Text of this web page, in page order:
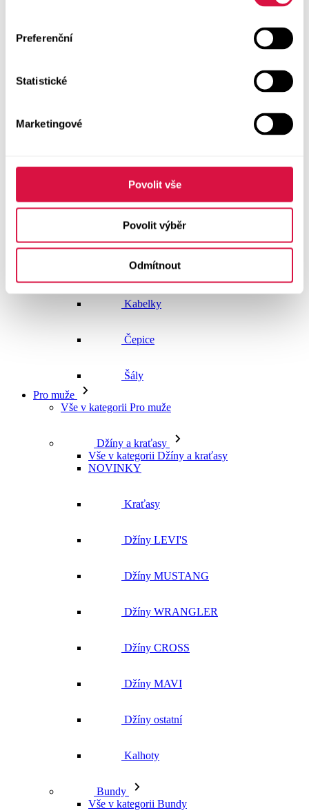
Preferenční
Statistické
Marketingové
Povolit vše
Povolit výběr
Odmítnout
Boty GEOX
Pásky
Peněženky
Kabelky
Čepice
Šály
Pro muže
Vše v kategorii Pro muže
Džíny a kraťasy
Vše v kategorii Džíny a kraťasy
NOVINKY
Kraťasy
Džíny LEVI'S
Džíny MUSTANG
Džíny WRANGLER
Džíny CROSS
Džíny MAVI
Džíny ostatní
Kalhoty
Bundy
Vše v kategorii Bundy